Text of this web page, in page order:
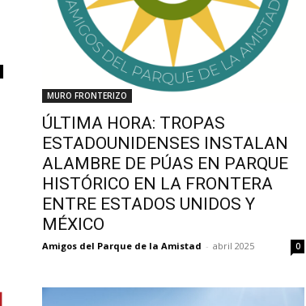
MURO FRONTERIZO
ÚLTIMA HORA: TROPAS
ESTADOUNIDENSES INSTALAN
ALAMBRE DE PÚAS EN PARQUE
HISTÓRICO EN LA FRONTERA
ENTRE ESTADOS UNIDOS Y
MÉXICO
Amigos del Parque de la Amistad - abril 2025 0